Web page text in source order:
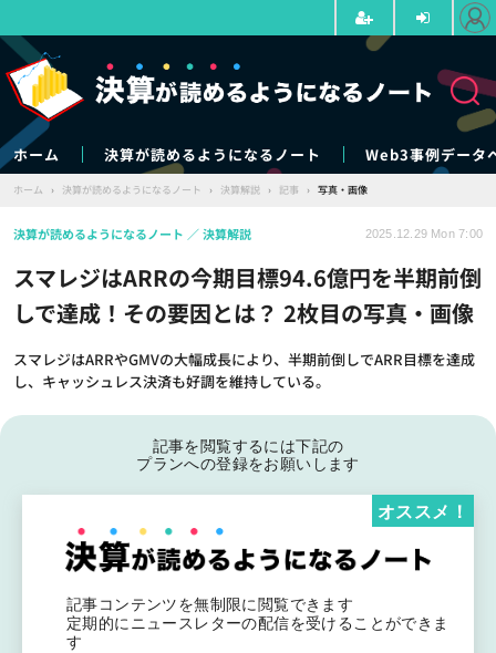
ホーム 決算が読めるようになるノート Web3事例データ
ホーム › 決算が読めるようになるノート › 決算解説 › 記事 › 写真・画像
スマレジはARRの今期目標94.6億円を半期前倒
しで達成！その要因とは？ 2枚目の写真・画像
スマレジはARRやGMVの大幅成長により、半期前倒しでARR目標を達成
し、キャッシュレス決済も好調を維持している。
決算が読めるようになるノート 決算解説 2025.12.29 Mon 7:00
記事を閲覧するには下記の
プランへの登録をお願いします
記事コンテンツを無制限に閲覧できます
定期的にニュースレターの配信を受けることができま
す
オススメ！